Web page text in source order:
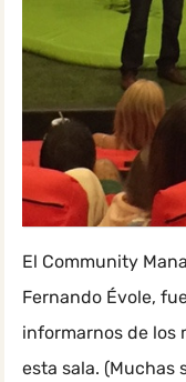
El Community
Fernando Évole,
informarnos de los
esta sala. (Muchas